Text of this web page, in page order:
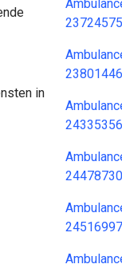
in
23724575
23801446
24335356
24478730
24516997